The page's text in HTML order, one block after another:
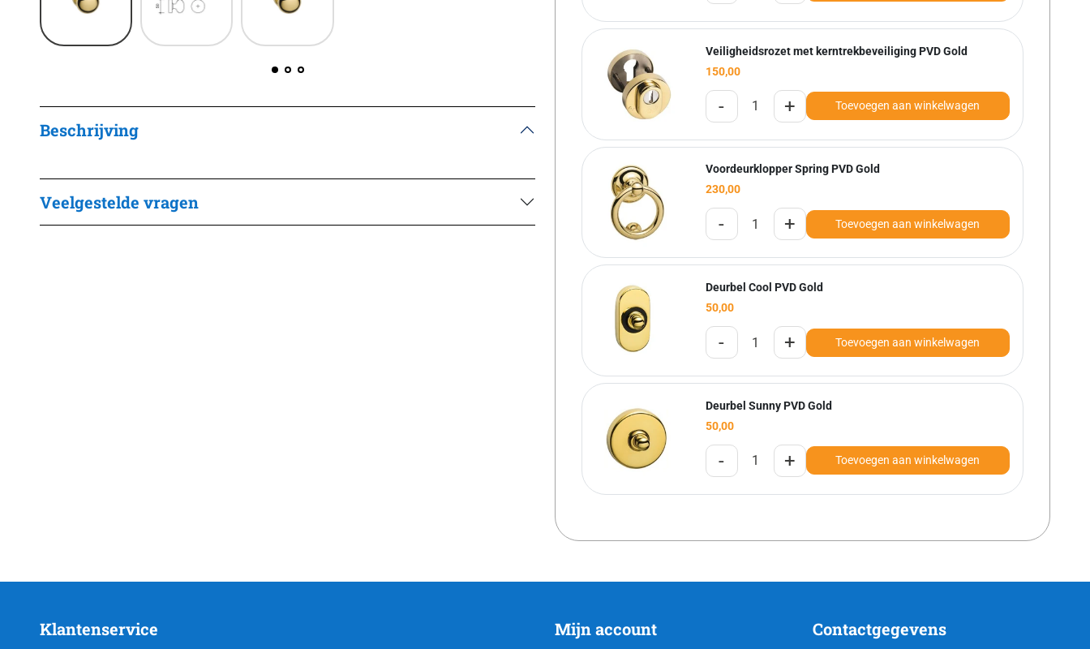
Beschrijving
Veelgestelde vragen
Veiligheidsrozet met kerntrekbeveiliging PVD Gold
150,00
- + Toevoegen aan winkelwagen
Voordeurklopper Spring PVD Gold
230,00
- + Toevoegen aan winkelwagen
Deurbel Cool PVD Gold
50,00
- + Toevoegen aan winkelwagen
Deurbel Sunny PVD Gold
50,00
- + Toevoegen aan winkelwagen
Klantenservice Mijn account Contactgegevens